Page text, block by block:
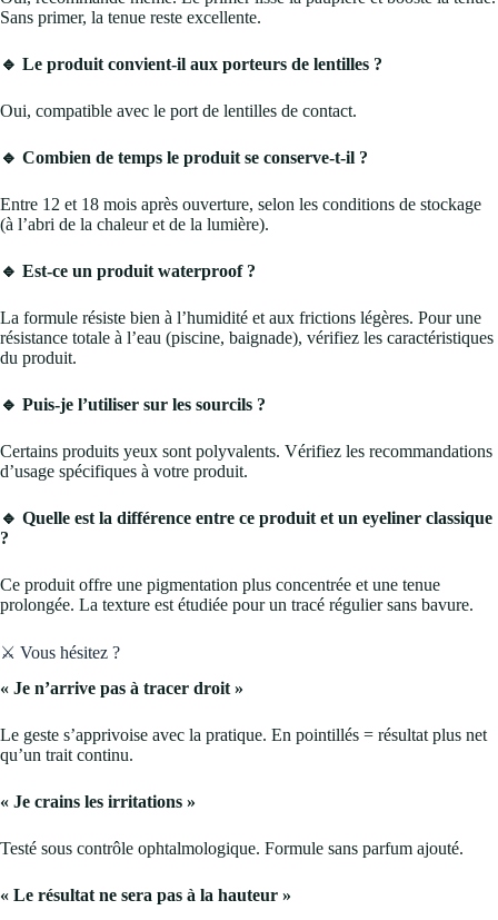
Sans primer, la tenue reste excellente.
🔹 Le produit convient-il aux porteurs de lentilles ?
Oui, compatible avec le port de lentilles de contact.
🔹 Combien de temps le produit se conserve-t-il ?
Entre 12 et 18 mois après ouverture, selon les conditions de stockage
(à l’abri de la chaleur et de la lumière).
🔹 Est-ce un produit waterproof ?
La formule résiste bien à l’humidité et aux frictions légères. Pour une
résistance totale à l’eau (piscine, baignade), vérifiez les caractéristiques
du produit.
🔹 Puis-je l’utiliser sur les sourcils ?
Certains produits yeux sont polyvalents. Vérifiez les recommandations
d’usage spécifiques à votre produit.
🔹 Quelle est la différence entre ce produit et un eyeliner classique
?
Ce produit offre une pigmentation plus concentrée et une tenue
prolongée. La texture est étudiée pour un tracé régulier sans bavure.
⚔️ Vous hésitez ?
« Je n’arrive pas à tracer droit »
Le geste s’apprivoise avec la pratique. En pointillés = résultat plus net
qu’un trait continu.
« Je crains les irritations »
Testé sous contrôle ophtalmologique. Formule sans parfum ajouté.
« Le résultat ne sera pas à la hauteur »